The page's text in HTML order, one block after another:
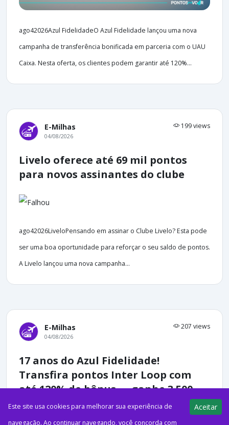
ago42026Azul FidelidadeO Azul Fidelidade lançou uma nova
campanha de transferência bonificada em parceria com o UAU
Caixa. Nesta oferta, os clientes podem garantir até 120%...
E-Milhas 199 views
04/08/2026
Livelo oferece até 69 mil pontos
para novos assinantes do clube
ago42026LiveloPensando em assinar o Clube Livelo? Esta pode
ser uma boa oportunidade para reforçar o seu saldo de pontos.
A Livelo lançou uma nova campanha...
E-Milhas 207 views
04/08/2026
17 anos do Azul Fidelidade!
Transfira pontos Inter Loop com
até 120% de bônus — ganhe 3.500
pontos no primeiro envio
Este site usa cookies para melhorar sua experiência de
navegação. Ao continuar navegando, você concorda com
Aceitar